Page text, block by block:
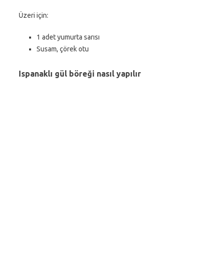
Üzeri için:
1 adet yumurta sarısı
Susam, çörek otu
Ispanaklı gül böreği nasıl yapılır